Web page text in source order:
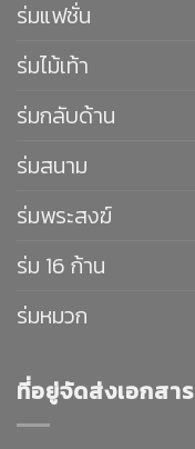
ร่มแฟชั่น
ร่มไม้เท้า
ร่มกลับด้าน
ร่มสนาม
ร่มพระสงฆ์
ร่ม 16 ก้าน
ร่มหมวก
ที่อยู่จัดส่งเอกสาร